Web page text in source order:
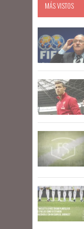
MÁS VISTOS